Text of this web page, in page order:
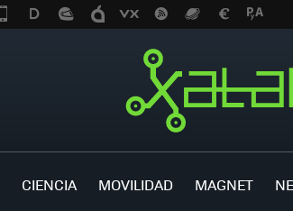
CIENCIA MOVILIDAD MAGNET